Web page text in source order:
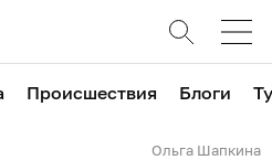
Происшествия Блоги
Ольга Шапкина